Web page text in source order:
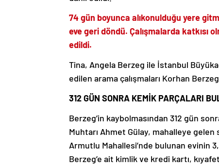
74 gün boyunca alıkonulduğu yere
eve geri döndü. Çalışmalarda katkısı
edildi.
Tina, Angela Berzeg ile İstanbul
edilen arama çalışmaları Korhan
312 GÜN SONRA KEMİK PARÇALARI
Berzeg’in kaybolmasından 312 gün
Muhtarı Ahmet Gülay, mahalleye gelen
Armutlu Mahallesi’nde bulunan evinin
Berzeg’e ait kimlik ve kredi kartı,